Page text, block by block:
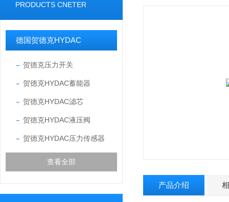
PRODUCTS CNETER
德国贺德克HYDAC
贺德克压力开关
贺德克HYDAC蓄能器
贺德克HYDAC滤芯
贺德克HYDAC液压阀
贺德克HYDAC压力传感器
查看全部
产品介绍